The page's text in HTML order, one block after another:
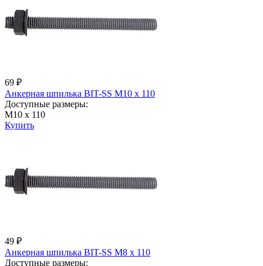
69 ₽
Анкерная шпилька BIT-SS М10 х 110
Доступные размеры:
М10 х 110
Купить
49 ₽
Анкерная шпилька BIT-SS М8 х 110
Доступные размеры: